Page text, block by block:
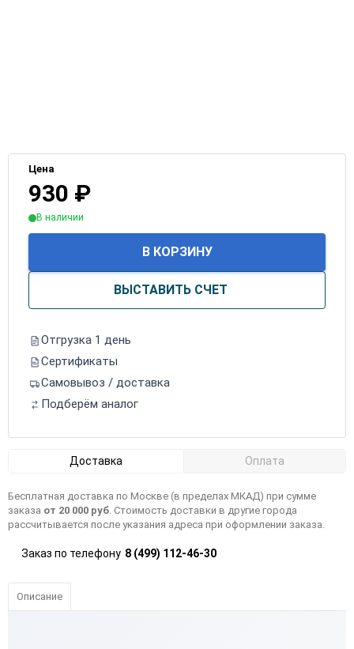
Цена
930 ₽
В наличии
В КОРЗИНУ
ВЫСТАВИТЬ СЧЕТ
Отгрузка 1 день
Сертификаты
Самовывоз / доставка
Подберём аналог
Доставка Оплата
Бесплатная доставка по Москве (в пределах МКАД) при сумме
заказа от 20 000 руб. Стоимость доставки в другие города
рассчитывается после указания адреса при оформлении заказа.
Заказ по телефону 8 (499) 112-46-30
Описание